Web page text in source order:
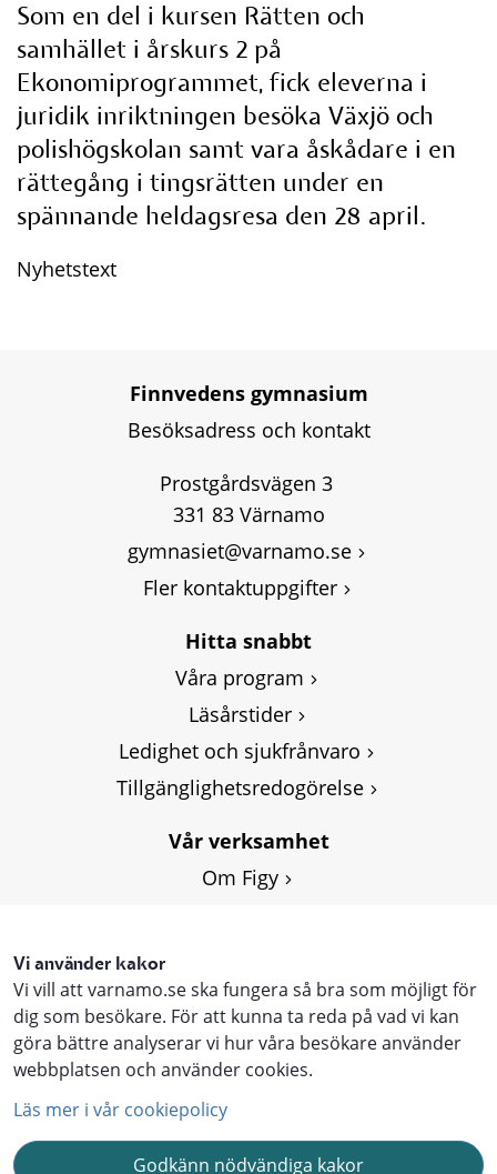
Vi använder kakor
Vi vill att varnamo.se ska fungera så bra som möjligt för
dig som besökare. För att kunna ta reda på vad vi kan
göra bättre analyserar vi hur våra besökare använder
webbplatsen och använder cookies.
Läs mer i vår cookiepolicy
Godkänn nödvändiga kakor
Som en del i kursen Rätten och
samhället i årskurs 2 på
Ekonomiprogrammet, fick eleverna i
juridik inriktningen besöka Växjö och
polishögskolan samt vara åskådare i en
rättegång i tingsrätten under en
spännande heldagsresa den 28 april.
Nyhetstext
Finnvedens gymnasium
Besöksadress och kontakt
Prostgårdsvägen 3
331 83 Värnamo
gymnasiet@varnamo.se
Fler kontaktuppgifter
Hitta snabbt
Våra program
Läsårstider
Ledighet och sjukfrånvaro
Tillgänglighetsredogörelse
Vår verksamhet
Om Figy